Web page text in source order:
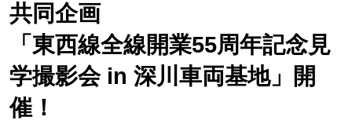
共同企画
「東西線全線開業55周年記念見
学撮影会 in 深川車両基地」開
催！